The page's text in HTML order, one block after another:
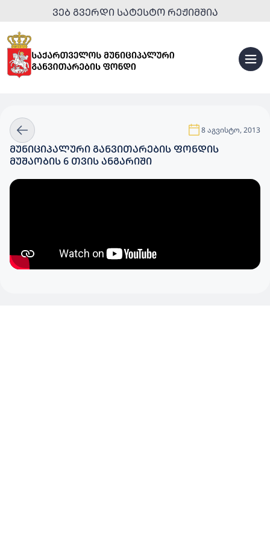
ᲕᲔᲑ ᲒᲕᲔᲠᲓᲘ ᲡᲐᲢᲔᲡᲢᲝ ᲠᲔᲟᲘᲛᲨᲘᲐ
8 აგვისტო, 2013
ᲛᲣᲜᲘᲪᲘᲞᲐᲚᲣᲠᲘ ᲒᲐᲜᲕᲘᲗᲐᲠᲔᲑᲘᲡ ᲤᲝᲜᲓᲘᲡ
ᲛᲣᲨᲐᲝᲑᲘᲡ 6 ᲗᲕᲘᲡ ᲐᲜᲒᲐᲠᲘᲨᲘ